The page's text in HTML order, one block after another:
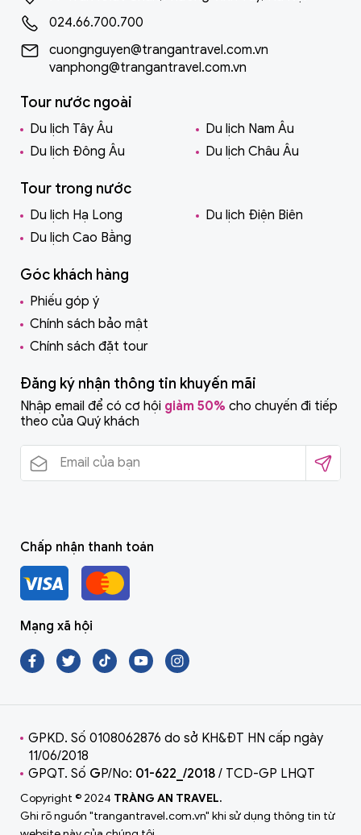
024.66.700.700
cuongnguyen@trangantravel.com.vn
vanphong@trangantravel.com.vn
Tour nước ngoài
Du lịch Tây Âu
Du lịch Nam Âu
Du lịch Đông Âu
Du lịch Châu Âu
Tour trong nước
Du lịch Hạ Long
Du lịch Điện Biên
Du lịch Cao Bằng
Góc khách hàng
Phiếu góp ý
Chính sách bảo mật
Chính sách đặt tour
Đăng ký nhận thông tin khuyến mãi
Nhập email để có cơ hội giảm 50% cho chuyến đi tiếp
theo của Quý khách
Chấp nhận thanh toán
Mạng xã hội
GPKD. Số 0108062876 do sở KH&ĐT HN cấp ngày
11/06/2018
GPQT. Số GP/No: 01-622_/2018 / TCD-GP LHQT
Copyright © 2024 TRÀNG AN TRAVEL.
Ghi rõ nguồn "trangantravel.com.vn" khi sử dụng thông tin từ